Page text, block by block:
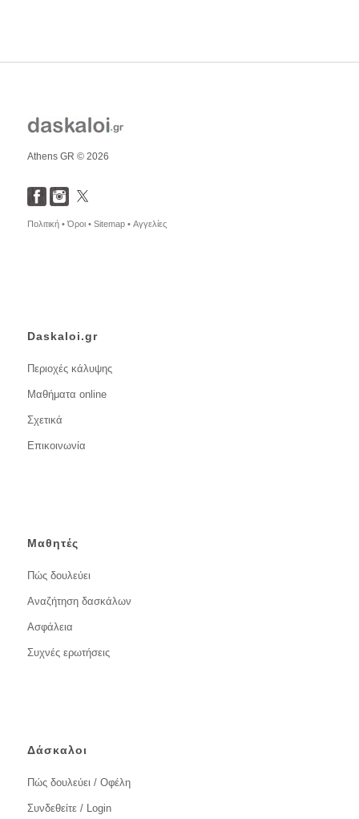
Athens GR © 2026
Πολιτική •Όροι • Sitemap • Αγγελίες
Daskaloi.gr
Περιοχές κάλυψης
Μαθήματα online
Σχετικά
Επικοινωνία
Μαθητές
Πώς δουλεύει
Αναζήτηση δασκάλων
Ασφάλεια
Συχνές ερωτήσεις
Δάσκαλοι
Πώς δουλεύει / Οφέλη
Συνδεθείτε / Login